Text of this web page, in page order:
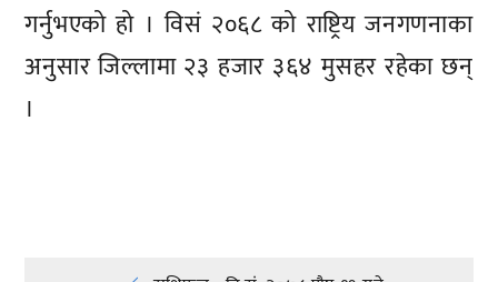
गर्नुभएको हो । विसं २०६८ को राष्ट्रिय जनगणनाका
अनुसार जिल्लामा २३ हजार ३६४ मुसहर रहेका छन्
।